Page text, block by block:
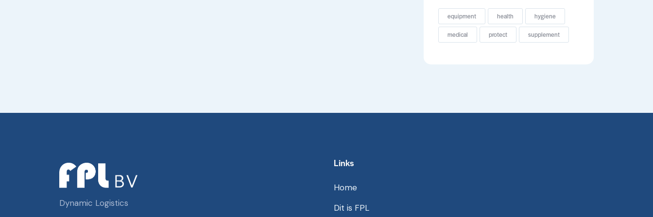
equipment health hygiene
medical protect supplement
Dynamic Logistics
Links
Home
Dit is FPL